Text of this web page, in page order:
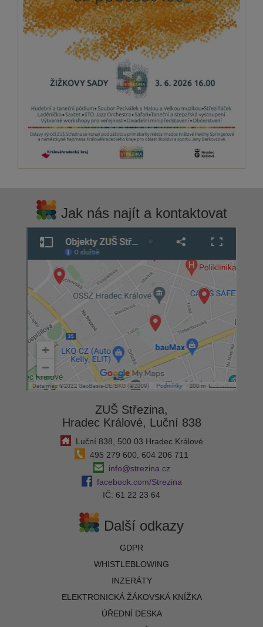
Jak nás najít a kontaktovat
ZUŠ Střezina,
Hradec Králové, Luční 838
Luční 838, 500 03 Hradec Králové
495 279 600, 604 206 711
info@strezina.cz
facebook.com/Strezina
IČ: 61 22 23 64
Další odkazy
GDPR
WHISTLEBLOWING
INZERÁTY
ELEKTRONICKÁ ŽÁKOVSKÁ KNÍŽKA
ÚŘEDNÍ DESKA